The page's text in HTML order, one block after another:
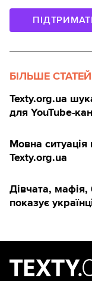
БІЛЬШЕ СТАТЕЙ
Texty.org.ua
для YouTube-
Мовна ситуація
Texty.org.ua
Дівчата, мафія,
показує